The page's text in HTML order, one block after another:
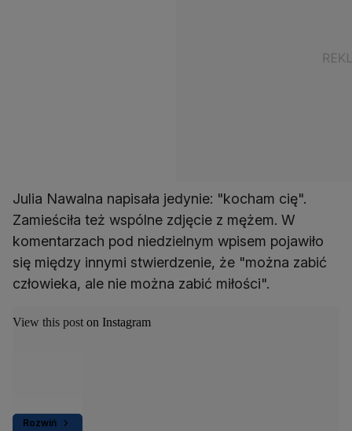
Julia Nawalna napisała jedynie: "kocham cię".
Zamieściła też wspólne zdjęcie z mężem. W
komentarzach pod niedzielnym wpisem pojawiło
się między innymi stwierdzenie, że "można zabić
człowieka, ale nie można zabić miłości".
Rozwiń
View this post on Instagram